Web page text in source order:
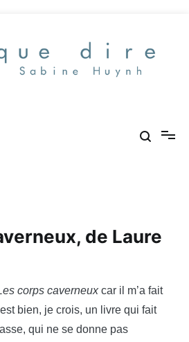
de Laure
corps caverneuxcar il m’a fait
bien, je crois, un livre qui fait
qui ne se donne pas